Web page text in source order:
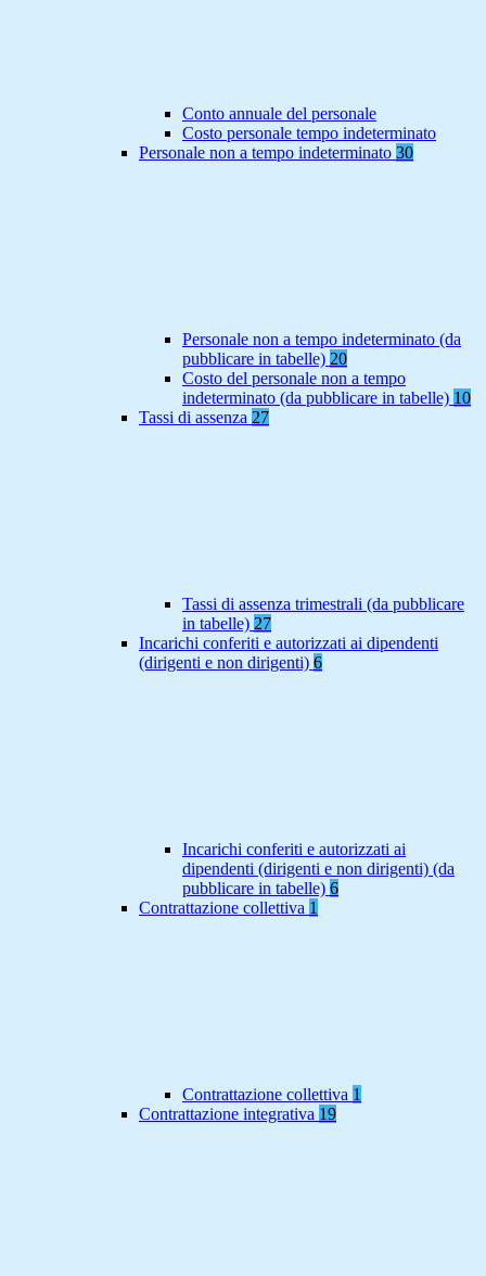
Conto annuale del personale
Costo personale tempo indeterminato
Personale non a tempo indeterminato 30
Personale non a tempo indeterminato (da
pubblicare in tabelle) 20
Costo del personale non a tempo
indeterminato (da pubblicare in tabelle) 10
Tassi di assenza 27
Tassi di assenza trimestrali (da pubblicare
in tabelle) 27
Incarichi conferiti e autorizzati ai dipendenti
(dirigenti e non dirigenti) 6
Incarichi conferiti e autorizzati ai
dipendenti (dirigenti e non dirigenti) (da
pubblicare in tabelle) 6
Contrattazione collettiva 1
Contrattazione collettiva 1
Contrattazione integrativa 19